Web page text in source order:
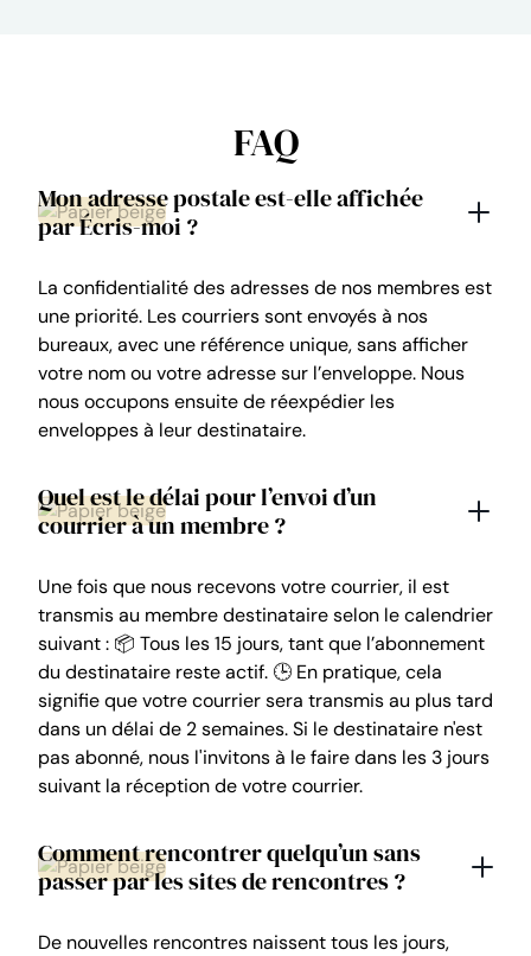
FAQ
Mon adresse postale est-elle affichée
par Écris-moi ?
La confidentialité des adresses de nos membres est
une priorité. Les courriers sont envoyés à nos
bureaux, avec une référence unique, sans afficher
votre nom ou votre adresse sur l’enveloppe. Nous
nous occupons ensuite de réexpédier les
enveloppes à leur destinataire.
Quel est le délai pour l’envoi d’un
courrier à un membre ?
Une fois que nous recevons votre courrier, il est
transmis au membre destinataire selon le calendrier
suivant : 📦 Tous les 15 jours, tant que l’abonnement
du destinataire reste actif. 🕒 En pratique, cela
signifie que votre courrier sera transmis au plus tard
dans un délai de 2 semaines. Si le destinataire n'est
pas abonné, nous l'invitons à le faire dans les 3 jours
suivant la réception de votre courrier.
Comment rencontrer quelqu’un sans
passer par les sites de rencontres ?
De nouvelles rencontres naissent tous les jours,